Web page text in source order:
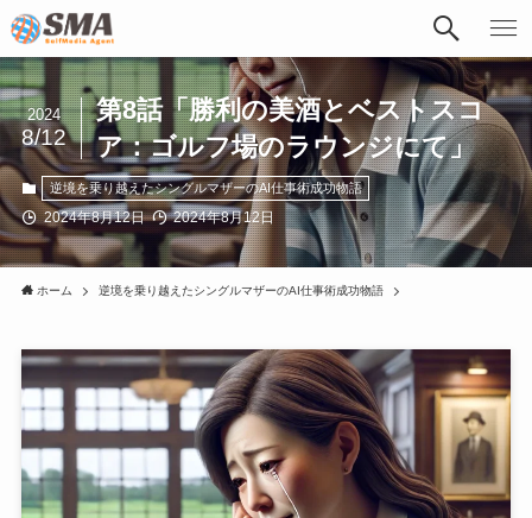
第8話「勝利の美酒とベストスコ
ア：ゴルフ場のラウンジにて」
2024
8/12
逆境を乗り越えたシングルマザーのAI仕事術成功物語
2024年8月12日 2024年8月12日
ホーム 逆境を乗り越えたシングルマザーのAI仕事術成功物語